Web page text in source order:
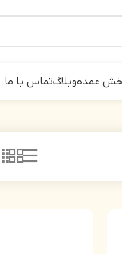
عمدهوبلاگتماس با ما